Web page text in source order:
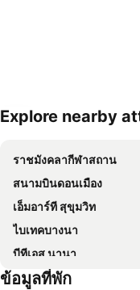
Explore nearby
ราชมังคลากีฬาสถาน
สนามบินดอนเมือง
เอ็มอาร์ที สุขุมวิท
ไบเทคบางนา
บีทีเอส นานา
Suphachalasai Stadium
ข้อมูลที่พัก